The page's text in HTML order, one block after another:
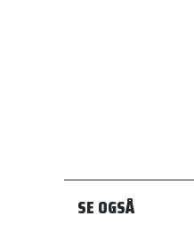
SE OGSÅ